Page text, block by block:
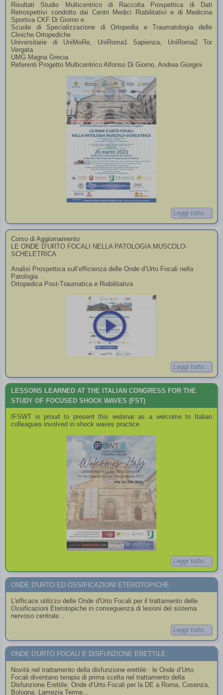
Risultati Studio Multicentrico di Raccolta Prospettica di Dati
Retrospettivi condotto dai Centri Medici Riabilitativi e di Medicina
Sportiva CKF Di Giorno e
Scuole di Specializzazione di Ortopedia e Traumatologia delle
Cliniche Ortopediche
Universitarie di UniMoRe, UniRoma1 Sapienza, UniRoma2 Tor
Vergata
UMG Magna Grecia
Referenti Progetto Multicentrico Alfonso Di Giorno, Andrea Giorgini
Leggi tutto...
Corso di Aggiornamento
LE ONDE D’URTO FOCALI NELLA PATOLOGIA MUSCOLO-
SCHELETRICA
Analisi Prospettica sull’efficienza delle Onde d’Urto Focali nella
Patologia
Ortopedica Post-Traumatica e Riabilitativa
Leggi tutto...
LESSONS LEARNED AT THE ITALIAN CONGRESS FOR THE
STUDY OF FOCUSED SHOCK WAVES (FST)
IFSWT is proud to present this webinar as a welcome to Italian
colleagues involved in shock waves practice.
Leggi tutto...
ONDE D'URTO ED OSSIFICAZIONI ETEROTOPICHE
L'efficace utilizzo delle Onde d'Urto Focali per il trattamento delle
Ossificazioni Eterotopiche in conseguenza di lesioni del sistema
nervoso centrale...
Leggi tutto...
ONDE D'URTO FOCALI E DISFUNZIONE ERETTILE
Novità nel trattamento della disfunzione erettile : le Onde d’Urto
Focali diventano terapia di prima scelta nel trattamento della
Disfunzione Erettile. Onde d’Urto Focali per la DE a Roma, Cosenza,
Bologna, Lamezia Terme...